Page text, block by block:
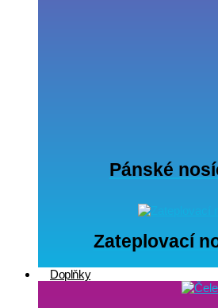
Pánské
Zateplovací
Doplňky